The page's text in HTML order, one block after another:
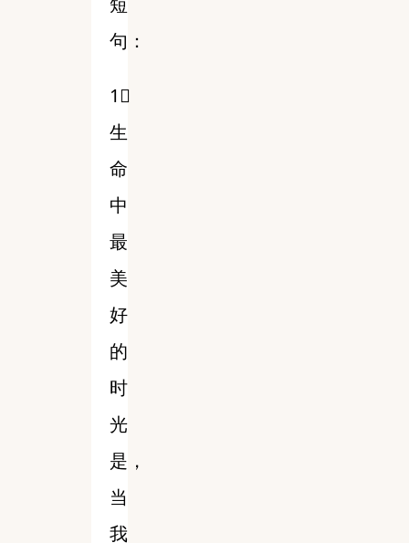
短
句：
1⃣️
生
命
中
最
美
好
的
时
光
是，
当
我